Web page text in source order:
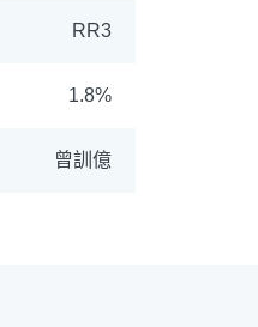
RR3
1.8%
曾訓億